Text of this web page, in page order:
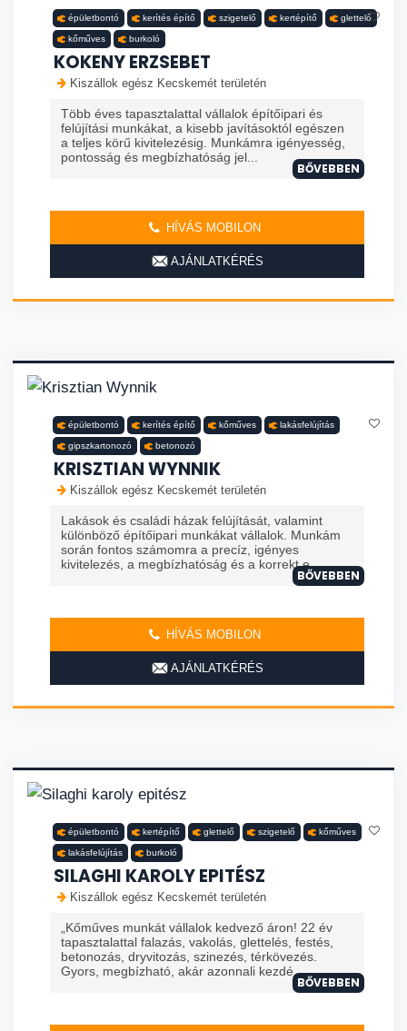
épületbontó kerítés építő szigetelő kertépítő glettelő
kőműves burkoló
KOKENY ERZSEBET
Kiszállok egész Kecskemét területén
Több éves tapasztalattal vállalok építőipari és
felújítási munkákat, a kisebb javításoktól egészen
a teljes körű kivitelezésig. Munkámra igényesség,
pontosság és megbízhatóság jel...
BŐVEBBEN
HÍVÁS MOBILON
AJÁNLATKÉRÉS
épületbontó kerítés építő kőműves lakásfelújítás
gipszkartonozó betonozó
KRISZTIAN WYNNIK
Kiszállok egész Kecskemét területén
Lakások és családi házak felújítását, valamint
különböző építőipari munkákat vállalok. Munkám
során fontos számomra a precíz, igényes
kivitelezés, a megbízhatóság és a korrekt e...
BŐVEBBEN
HÍVÁS MOBILON
AJÁNLATKÉRÉS
épületbontó kertépítő glettelő szigetelő kőműves
lakásfelújítás burkoló
SILAGHI KAROLY EPITÉSZ
Kiszállok egész Kecskemét területén
„Kőműves munkát vállalok kedvező áron! 22 év
tapasztalattal falazás, vakolás, glettelés, festés,
betonozás, dryvitozás, szinezés, térkövezés.
Gyors, megbízható, akár azonnali kezdé
BŐVEBBEN